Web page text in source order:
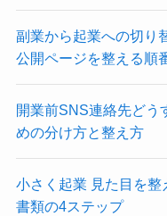
副業から起業への切り
公開ページを整える順
開業前SNS連絡先どう
めの分け方と整え方
小さく起業 見た目を整
書類の4ステップ